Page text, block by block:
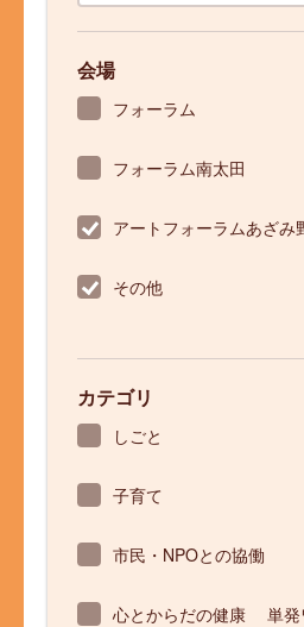
会場
フォーラム
フォーラム南太田
アートフォーラムあざみ
その他
カテゴリ
しごと
子育て
市民・NPOとの協働
心とからだの健康 単発